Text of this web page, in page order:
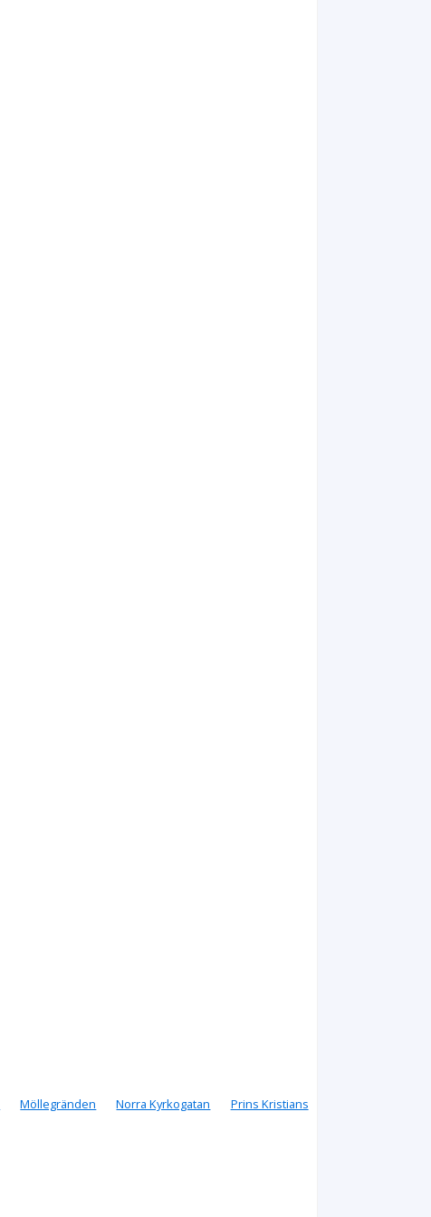
Möllegränden Norra Kyrkogatan
Prins Kristians